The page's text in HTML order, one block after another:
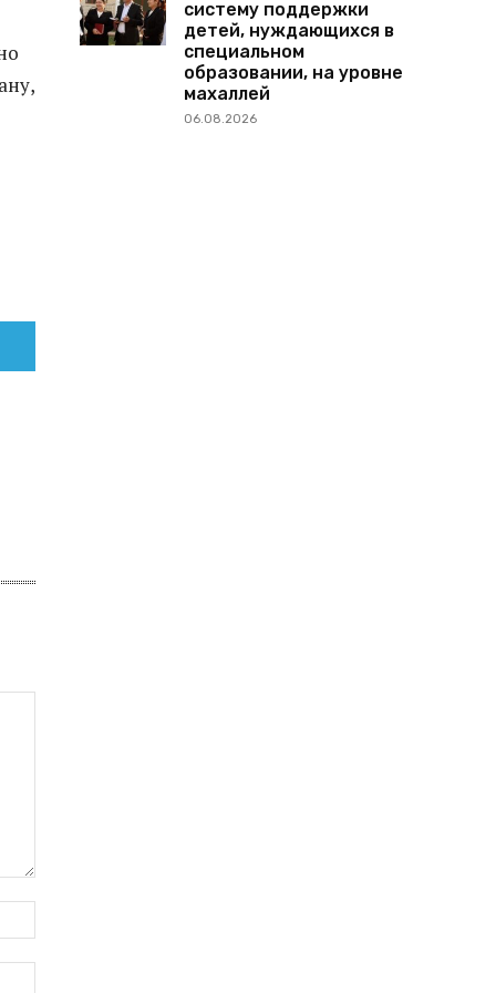
систему поддержки
детей, нуждающихся в
специальном
образовании, на уровне
махаллей
06.08.2026